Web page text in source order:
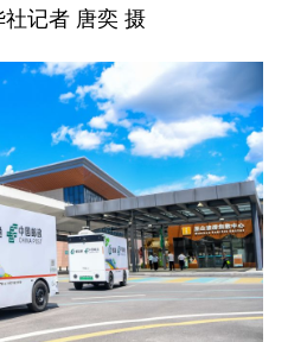
记者 唐奕 摄